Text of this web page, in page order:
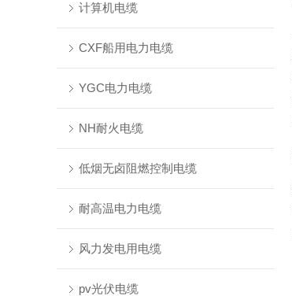
计算机电缆
CXF船用电力电缆
YGC电力电缆
NH耐火电缆
低烟无卤阻燃控制电缆
耐高温电力电缆
风力发电用电缆
pv光伏电缆